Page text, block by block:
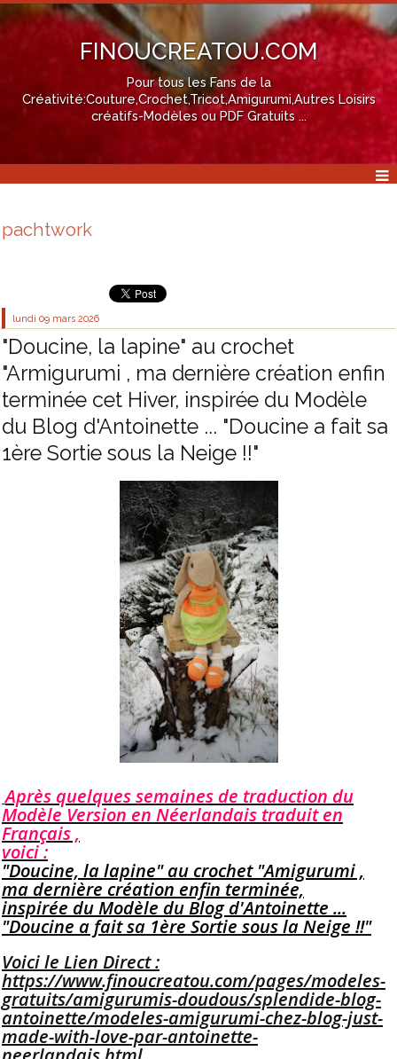
FINOUCREATOU.COM
Pour tous les Fans de la
Créativité:Couture,Crochet,Tricot,Amigurumi,Autres Loisirs
créatifs-Modèles ou PDF Gratuits ...
pachtwork
lundi 09 mars 2026
"Doucine, la lapine" au crochet
"Armigurumi , ma dernière création enfin
terminée cet Hiver, inspirée du Modèle
du Blog d'Antoinette ... "Doucine a fait sa
1ère Sortie sous la Neige !!"
Après quelques semaines de traduction du
Modèle Version en Néerlandais traduit en
Français ,
voici :
"Doucine, la lapine" au crochet "Amigurumi ,
ma dernière création enfin terminée,
inspirée du Modèle du Blog d'Antoinette ...
"Doucine a fait sa 1ère Sortie sous la Neige !!"
Voici le Lien Direct :
https://www.finoucreatou.com/pages/modeles-
gratuits/amigurumis-doudous/splendide-blog-
antoinette/modeles-amigurumi-chez-blog-just-
made-with-love-par-antoinette-